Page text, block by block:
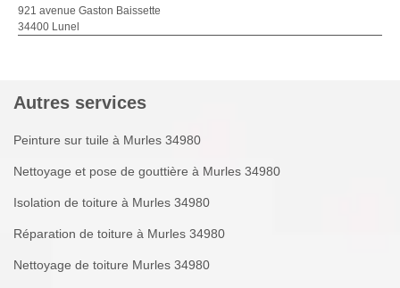
921 avenue Gaston Baissette
34400 Lunel
Autres services
Peinture sur tuile à Murles 34980
Nettoyage et pose de gouttière à Murles 34980
Isolation de toiture à Murles 34980
Réparation de toiture à Murles 34980
Nettoyage de toiture Murles 34980